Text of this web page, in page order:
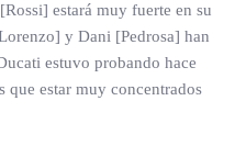
estará muy fuerte en su
y Dani [Pedrosa] han
estuvo probando hace
que estar muy concentrados